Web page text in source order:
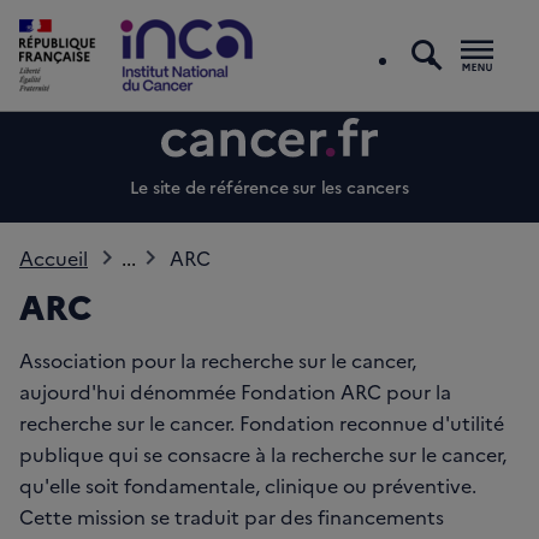
Le site de référence sur les cancers
Accueil ... ARC
ARC
Association pour la recherche sur le cancer,
aujourd'hui dénommée Fondation ARC pour la
recherche sur le cancer. Fondation reconnue d'utilité
publique qui se consacre à la recherche sur le cancer,
qu'elle soit fondamentale, clinique ou préventive.
Cette mission se traduit par des financements